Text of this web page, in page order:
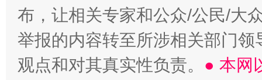
布，让相关专家和公众/公民/大
举报的内容转至所涉相关部门
观点和对其真实性负责。 ● 本网